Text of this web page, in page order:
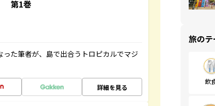
第1巻
た筆者が、島で出合うトロピカルでマジ
詳細を見る
旅の
飲